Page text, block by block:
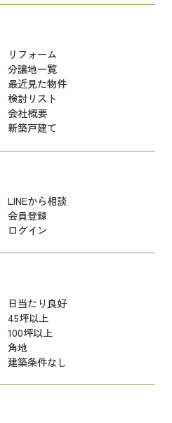
リフォーム
分譲地一覧
最近見た物件
検討リスト
会社概要
新築戸建て
LINEから相談
会員登録
ログイン
日当たり良好
45坪以上
100坪以上
角地
建築条件なし